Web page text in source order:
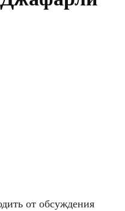
от обсуждения